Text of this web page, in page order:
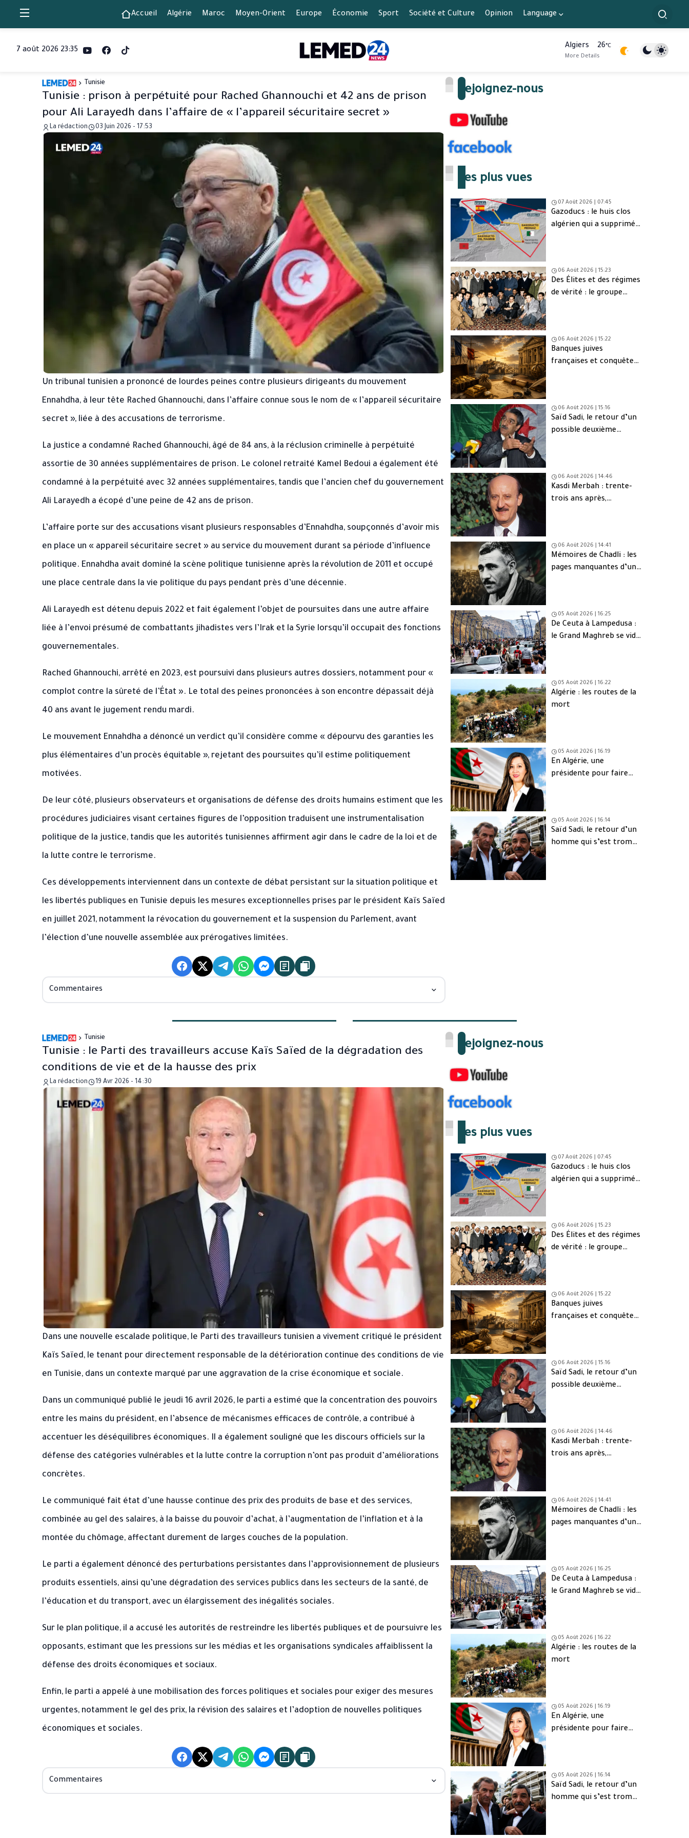
Accueil Algérie Maroc Moyen-Orient Europe Économie Sport Société et Culture Opinion Language
7 août 2026 23:35 Algiers 26°C
More Details
Tunisie
Tunisie : prison à perpétuité pour Rached Ghannouchi et 42 ans de prison
pour Ali Larayedh dans l’affaire de « l’appareil sécuritaire secret »
La rédaction 03 Juin 2026 - 17:53
Un tribunal tunisien a prononcé de lourdes peines contre plusieurs dirigeants du mouvement
Ennahdha, à leur tête Rached Ghannouchi, dans l’affaire connue sous le nom de « l’appareil sécuritaire
secret », liée à des accusations de terrorisme.
La justice a condamné Rached Ghannouchi, âgé de 84 ans, à la réclusion criminelle à perpétuité
assortie de 30 années supplémentaires de prison. Le colonel retraité Kamel Bedoui a également été
condamné à la perpétuité avec 32 années supplémentaires, tandis que l’ancien chef du gouvernement
Ali Larayedh a écopé d’une peine de 42 ans de prison.
L’affaire porte sur des accusations visant plusieurs responsables d’Ennahdha, soupçonnés d’avoir mis
en place un « appareil sécuritaire secret » au service du mouvement durant sa période d’influence
politique. Ennahdha avait dominé la scène politique tunisienne après la révolution de 2011 et occupé
une place centrale dans la vie politique du pays pendant près d’une décennie.
Ali Larayedh est détenu depuis 2022 et fait également l’objet de poursuites dans une autre affaire
liée à l’envoi présumé de combattants jihadistes vers l’Irak et la Syrie lorsqu’il occupait des fonctions
gouvernementales.
Rached Ghannouchi, arrêté en 2023, est poursuivi dans plusieurs autres dossiers, notamment pour «
complot contre la sûreté de l’État ». Le total des peines prononcées à son encontre dépassait déjà
40 ans avant le jugement rendu mardi.
Le mouvement Ennahdha a dénoncé un verdict qu’il considère comme « dépourvu des garanties les
plus élémentaires d’un procès équitable », rejetant des poursuites qu’il estime politiquement
motivées.
De leur côté, plusieurs observateurs et organisations de défense des droits humains estiment que les
procédures judiciaires visant certaines figures de l’opposition traduisent une instrumentalisation
politique de la justice, tandis que les autorités tunisiennes affirment agir dans le cadre de la loi et de
la lutte contre le terrorisme.
Ces développements interviennent dans un contexte de débat persistant sur la situation politique et
les libertés publiques en Tunisie depuis les mesures exceptionnelles prises par le président Kaïs Saïed
en juillet 2021, notamment la révocation du gouvernement et la suspension du Parlement, avant
l’élection d’une nouvelle assemblée aux prérogatives limitées.
Commentaires
Rejoignez-nous
Les plus vues
07 Août 2026 | 07:45
Gazoducs : le huis clos
algérien qui a supprimé
06 Août 2026 | 15:23
Des Élites et des régimes
de vérité : le groupe
06 Août 2026 | 15:22
Banques juives
françaises et conquête
06 Août 2026 | 15:16
Saïd Sadi, le retour d’un
possible deuxième
06 Août 2026 | 14:46
Kasdi Merbah : trente-
trois ans après,
06 Août 2026 | 14:41
Mémoires de Chadli : les
pages manquantes d’une
05 Août 2026 | 16:25
De Ceuta à Lampedusa :
le Grand Maghreb se vide
05 Août 2026 | 16:22
Algérie : les routes de la
mort
05 Août 2026 | 16:19
En Algérie, une
présidente pour faire
05 Août 2026 | 16:14
Saïd Sadi, le retour d’un
homme qui s’est trompé
Tunisie
Tunisie : le Parti des travailleurs accuse Kaïs Saïed de la dégradation des
conditions de vie et de la hausse des prix
La rédaction 19 Avr 2026 - 14:30
Dans une nouvelle escalade politique, le Parti des travailleurs tunisien a vivement critiqué le président
Kaïs Saïed, le tenant pour directement responsable de la détérioration continue des conditions de vie
en Tunisie, dans un contexte marqué par une aggravation de la crise économique et sociale.
Dans un communiqué publié le jeudi 16 avril 2026, le parti a estimé que la concentration des pouvoirs
entre les mains du président, en l’absence de mécanismes efficaces de contrôle, a contribué à
accentuer les déséquilibres économiques. Il a également souligné que les discours officiels sur la
défense des catégories vulnérables et la lutte contre la corruption n’ont pas produit d’améliorations
concrètes.
Le communiqué fait état d’une hausse continue des prix des produits de base et des services,
combinée au gel des salaires, à la baisse du pouvoir d’achat, à l’augmentation de l’inflation et à la
montée du chômage, affectant durement de larges couches de la population.
Le parti a également dénoncé des perturbations persistantes dans l’approvisionnement de plusieurs
produits essentiels, ainsi qu’une dégradation des services publics dans les secteurs de la santé, de
l’éducation et du transport, avec un élargissement des inégalités sociales.
Sur le plan politique, il a accusé les autorités de restreindre les libertés publiques et de poursuivre les
opposants, estimant que les pressions sur les médias et les organisations syndicales affaiblissent la
défense des droits économiques et sociaux.
Enfin, le parti a appelé à une mobilisation des forces politiques et sociales pour exiger des mesures
urgentes, notamment le gel des prix, la révision des salaires et l’adoption de nouvelles politiques
économiques et sociales.
Commentaires
Rejoignez-nous
Les plus vues
07 Août 2026 | 07:45
Gazoducs : le huis clos
algérien qui a supprimé
06 Août 2026 | 15:23
Des Élites et des régimes
de vérité : le groupe
06 Août 2026 | 15:22
Banques juives
françaises et conquête
06 Août 2026 | 15:16
Saïd Sadi, le retour d’un
possible deuxième
06 Août 2026 | 14:46
Kasdi Merbah : trente-
trois ans après,
06 Août 2026 | 14:41
Mémoires de Chadli : les
pages manquantes d’une
05 Août 2026 | 16:25
De Ceuta à Lampedusa :
le Grand Maghreb se vide
05 Août 2026 | 16:22
Algérie : les routes de la
mort
05 Août 2026 | 16:19
En Algérie, une
présidente pour faire
05 Août 2026 | 16:14
Saïd Sadi, le retour d’un
homme qui s’est trompé